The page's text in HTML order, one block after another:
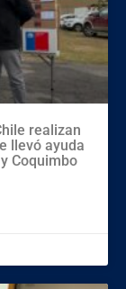
realizan
llevó ayuda
Coquimbo